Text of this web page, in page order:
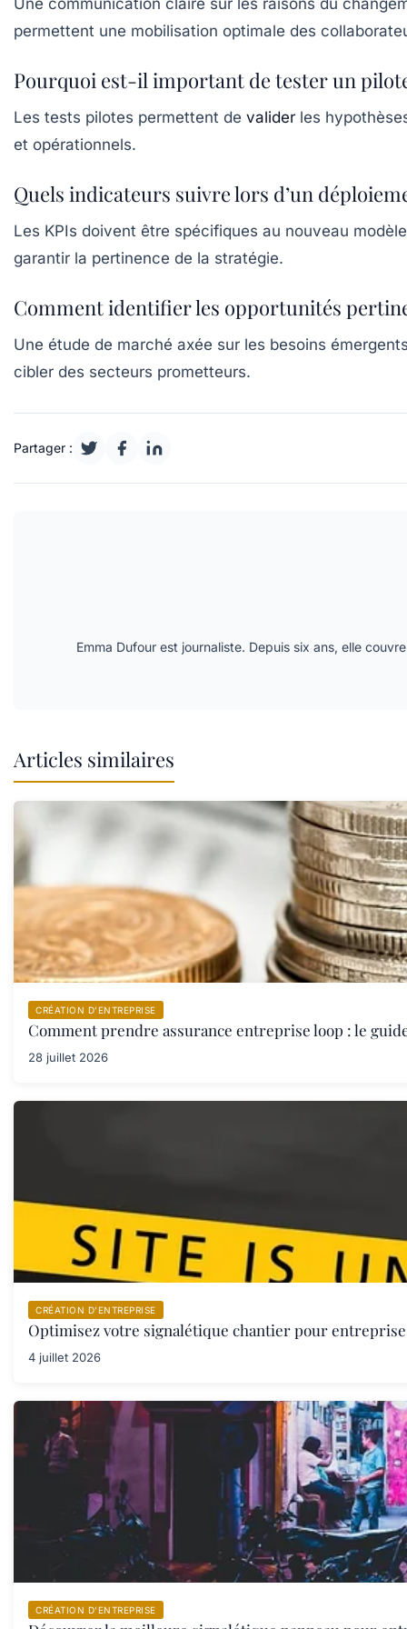
permettent une mobilisation optimale des
Pourquoi est-il important de tester un
Les tests pilotes permettent de valider les
et opérationnels.
Quels indicateurs suivre lors d’un
Les KPIs doivent être spécifiques au nouveau
garantir la pertinence de la stratégie.
Comment identifier les opportunités
Une étude de marché axée sur les besoins
cibler des secteurs prometteurs.
Partager :
Emma Dufour est journaliste. Depuis six ans, elle
Articles similaires
CRÉATION D’ENTREPRISE
Comment prendre assurance entreprise loop : le
28 juillet 2026
CRÉATION D’ENTREPRISE
Optimisez votre signalétique chantier pour entreprise
4 juillet 2026
CRÉATION D’ENTREPRISE